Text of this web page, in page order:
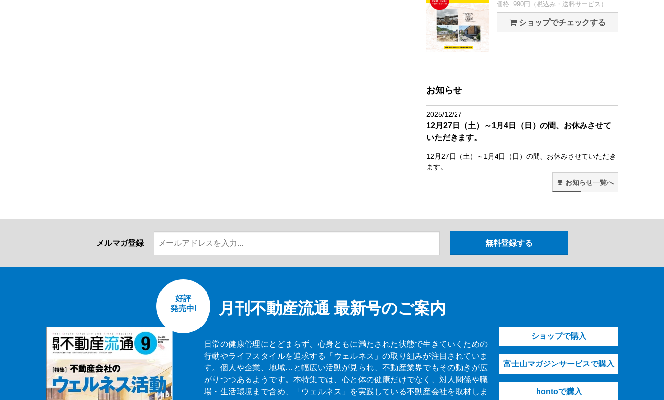
価格: 990円（税込み・送料サービス）
ショップでチェックする
お知らせ
2025/12/27
12月27日（土）～1月4日（日）の間、お休みさせて
いただきます。
12月27日（土）～1月4日（日）の間、お休みさせていただき
ます。
お知らせ一覧へ
メルマガ登録
月刊不動産流通 最新号のご案内
好評
発売中!
日常の健康管理にとどまらず、心身ともに満たされた状態で生きていくための
行動やライフスタイルを追求する「ウェルネス」の取り組みが注目されていま
す。個人や企業、地域…と幅広い活動が見られ、不動産業界でもその動きが広
がりつつあるようです。本特集では、心と体の健康だけでなく、対人関係や職
場・生活環境まで含め、「ウェルネス」を実践している不動産会社を取材しま
ショップで購入
富士山マガジンサービスで購入
hontoで購入